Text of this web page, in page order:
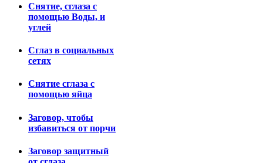
Снятие, сглаза с
помощью Воды, и
углей
Сглаз в социальных
сетях
Снятие сглаза с
помощью яйца
Заговор, чтобы
избавиться от порчи
Заговор защитный